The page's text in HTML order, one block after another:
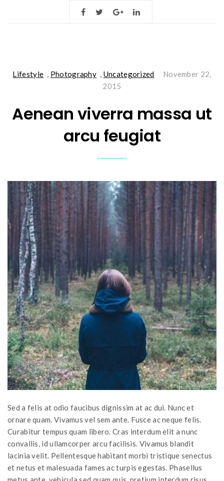
Lifestyle , Photography , Uncategorized
November 22,
2015
Aenean viverra massa ut
arcu feugiat
Sed a felis at odio faucibus dignissim at ac dui. Nunc et
ornare quam. Vivamus vel sem ante. Fusce ac neque felis.
Curabitur tempus quam libero. Cras interdum elit a nunc
convallis, id ullamcorper arcu facilisis. Vivamus blandit
lacinia velit. Pellentesque habitant morbi tristique senectus
et netus et malesuada fames ac turpis egestas. Phasellus